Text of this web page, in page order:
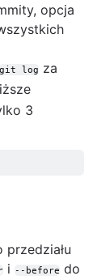
opcja
git log za
3
i --before do